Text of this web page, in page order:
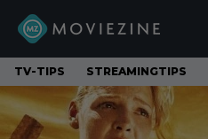
TV-TIPS STREAMINGTIPS